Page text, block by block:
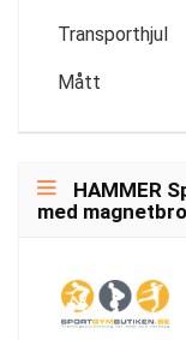
Transporthjul
Mått
HAMMER
med